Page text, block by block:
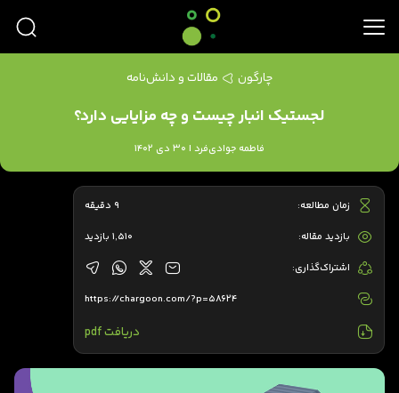
چارگون مقالات و دانش‌نامه
لجستیک انبار چیست و چه مزایایی دارد؟
فاطمه جوادی‌فرد | 30 دی 1402
زمان مطالعه: 9 دقیقه
بازدید مقاله: 1,510 بازدید
اشتراک‌گذاری:
https://chargoon.com/?p=58624
دریافت pdf